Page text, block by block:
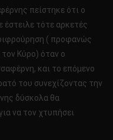
πείστηκε ότι ο
έστειλε τότε αρκετές
( προφανώς
τον Κύρο) όταν ο
και το επόμενο
του συνεχίζοντας την
δύσκολα θα
να τον χτυπήσει